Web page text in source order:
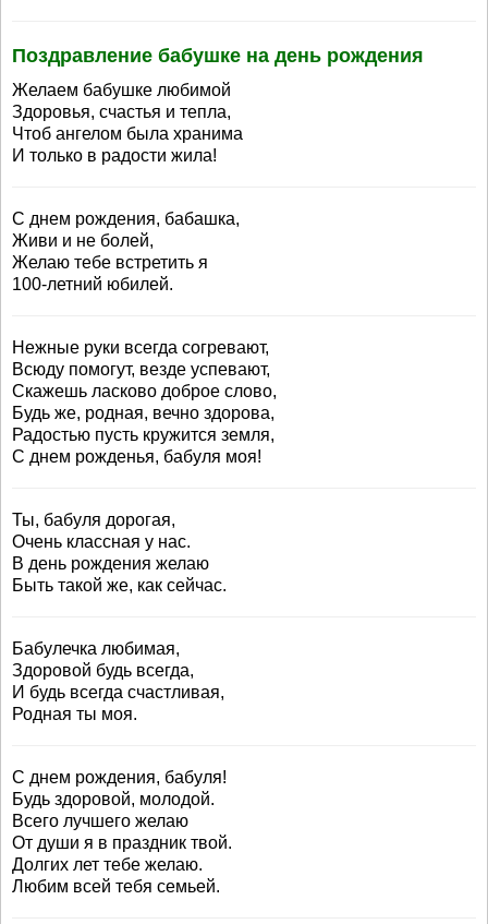
Поздравление бабушке на день рождения
Желаем бабушке любимой
Здоровья, счастья и тепла,
Чтоб ангелом была хранима
И только в радости жила!
С днем рождения, бабашка,
Живи и не болей,
Желаю тебе встретить я
100-летний юбилей.
Нежные руки всегда согревают,
Всюду помогут, везде успевают,
Скажешь ласково доброе слово,
Будь же, родная, вечно здорова,
Радостью пусть кружится земля,
С днем рожденья, бабуля моя!
Ты, бабуля дорогая,
Очень классная у нас.
В день рождения желаю
Быть такой же, как сейчас.
Бабулечка любимая,
Здоровой будь всегда,
И будь всегда счастливая,
Родная ты моя.
С днем рождения, бабуля!
Будь здоровой, молодой.
Всего лучшего желаю
От души я в праздник твой.
Долгих лет тебе желаю.
Любим всей тебя семьей.